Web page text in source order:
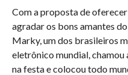
Com a proposta de
agradar os bons amantes
Marky, um dos brasileiros
eletrônico mundial, chamou
na festa e colocou todo